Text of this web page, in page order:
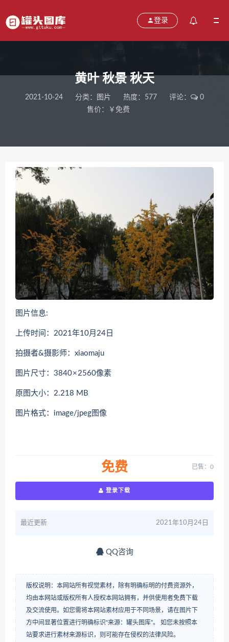
登录
黄叶 秋景 秋天
2021-10-24 分类： 图片 热度：577 评论：
0
售价：￥免费
图片信息:
上传时间：2021年10月24日
拍摄者&摄影师：xiaomaju
图片尺寸：3840 × 2560像素
原图大小：2.218 MB
图片格式：image/jpeg图像
免费 已售：0
登录下载
最近更新 2021年10月24日
QQ咨询
版权说明：本网站所有视觉素材，除有明确标明的付费资源外，
均由本网站或版权所有人授权本网站拥有，并供使用者免费下载
及交流使用。如您需将本网站素材应用于不同场景，请在图片下
方中间显著位置进行明确标识“来源：罐头图库”。 如您未按照本
站要求进行素材来源标识，则可能存在侵权的法律风险。